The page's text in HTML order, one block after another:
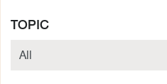
TOPIC